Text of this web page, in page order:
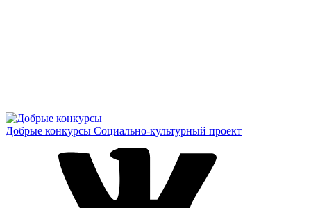
Добрые конкурсы Социально-культурный проект